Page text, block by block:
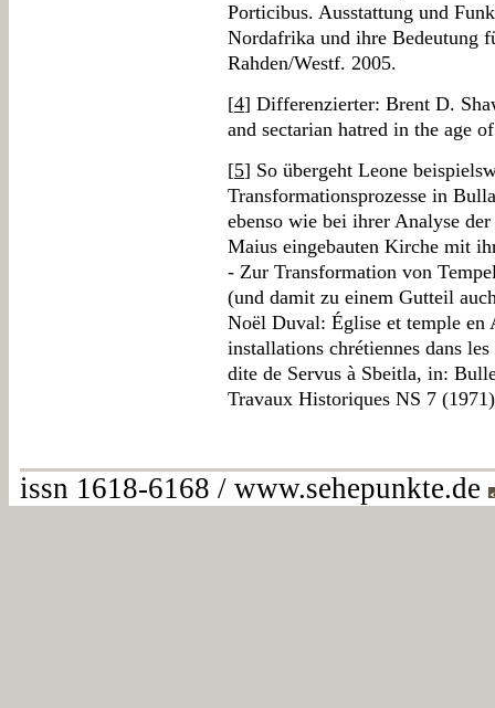
Porticibus. Ausstattung und
Nordafrika und ihre Bedeutung
Rahden/Westf. 2005.
[4] Differenzierter: Brent D.
and sectarian hatred in the age
[5] So übergeht Leone
Transformationsprozesse in
ebenso wie bei ihrer Analyse
Maius eingebauten Kirche mit
- Zur Transformation von
(und damit zu einem Gutteil
Noël Duval: Église et temple
installations chrétiennes dans
dite de Servus à Sbeitla, in:
Travaux Historiques NS 7
issn 1618-6168 / www.sehepunkte.de